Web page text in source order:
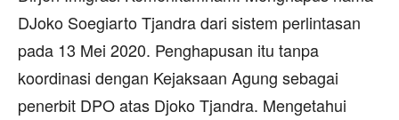
DJoko Soegiarto Tjandra dari sistem perlintasan
pada 13 Mei 2020. Penghapusan itu tanpa
koordinasi dengan Kejaksaan Agung sebagai
penerbit DPO atas Djoko Tjandra. Mengetahui